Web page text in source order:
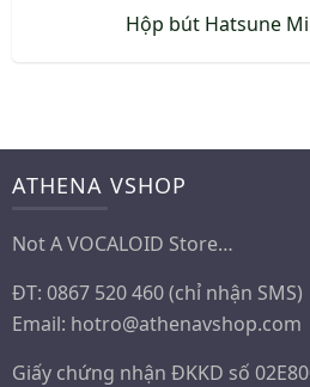
Hộp bút Hatsune
ATHENA VSHOP
Not A VOCALOID Store…
ĐT: 0867 520 460 (chỉ nhận SMS)
Email: hotro@athenavshop.com
Giấy chứng nhận ĐKKD số